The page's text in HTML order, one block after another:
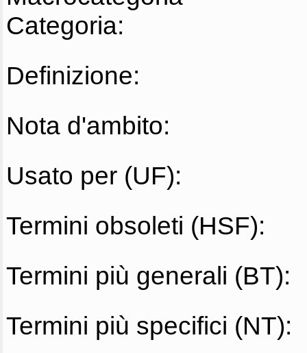
Categoria:
Definizione:
Nota d'ambito:
Usato per (UF):
Termini obsoleti (HSF):
Termini più generali (BT):
Termini più specifici (NT):